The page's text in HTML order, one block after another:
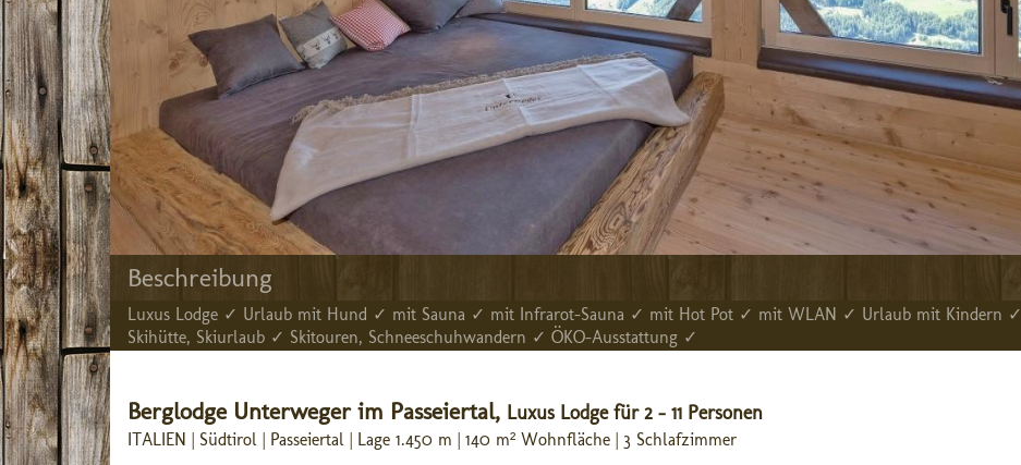
Beschreibung
Luxus Lodge ✓ Urlaub mit Hund ✓ mit Sauna ✓ mit Infrarot-Sauna ✓ mit Hot Pot ✓ mit WLAN ✓ Urlaub mit Kindern ✓
Skihütte, Skiurlaub ✓ Skitouren, Schneeschuhwandern ✓ ÖKO-Ausstattung ✓
Berglodge Unterweger im Passeiertal, Luxus Lodge für 2 - 11 Personen
ITALIEN | Südtirol | Passeiertal | Lage 1.450 m | 140 m² Wohnfläche | 3 Schlafzimmer